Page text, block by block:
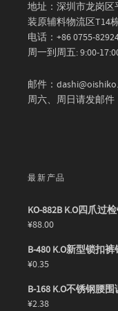
地址：深圳市龙岗
装原辅料物流区T14
电话：+86 0755-
周一到周五: 9:00-
邮件：
周六、周日请发邮件
最新产品
KO-882B K.O四爪过
¥88.00
B-480 K.O新型锁扣
¥0.35
B-168 K.O不锈钢腰
¥2.38